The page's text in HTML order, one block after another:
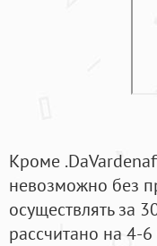
Кроме
невозможно без
осуществлять за
рассчитано на 4-